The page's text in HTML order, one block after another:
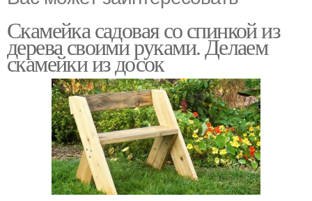
Скамейка садовая со спинкой из
дерева своими руками. Делаем
скамейки из досок